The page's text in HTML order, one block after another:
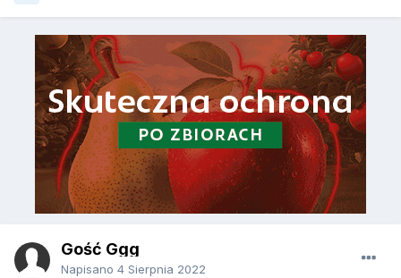
Gość Ggg
Napisano 4 Sierpnia 2022